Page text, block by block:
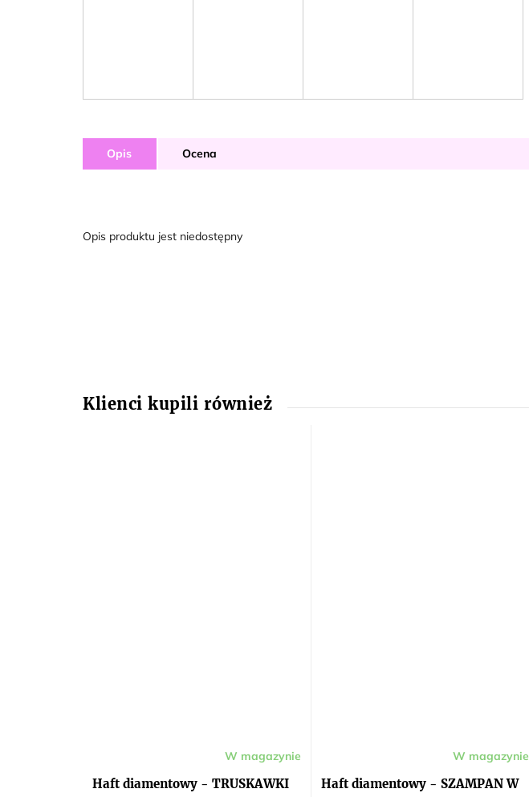
Opis Ocena
Opis produktu jest niedostępny
Haft diamentowy - TRUSKAWKI
W magazynie
Haft diamentowy - SZAMPAN W
W magazynie